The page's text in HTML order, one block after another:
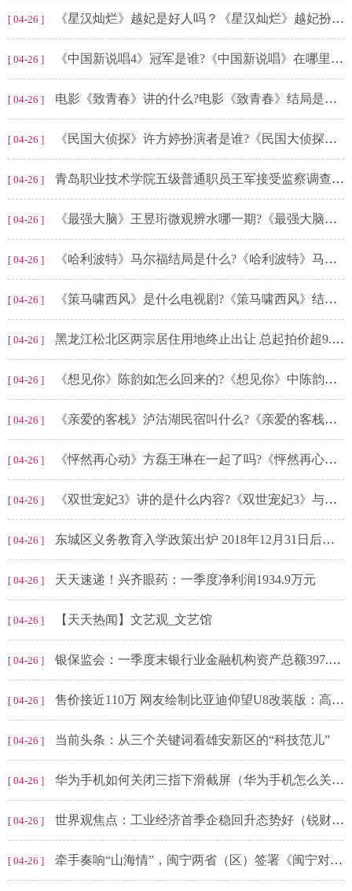
[ 04-26 ] 《星汉灿烂》越妃是好人吗？《星汉灿烂》越妃扮演者是谁?
[ 04-26 ] 《中国新说唱4》冠军是谁?《中国新说唱》在哪里播出?
[ 04-26 ] 电影《致青春》讲的什么?电影《致青春》结局是什么?
[ 04-26 ] 《民国大侦探》许方婷扮演者是谁?《民国大侦探》沈老师是谁杀的?
[ 04-26 ] 青岛职业技术学院五级普通职员王军接受监察调查-天天热点评
[ 04-26 ] 《最强大脑》王昱珩微观辨水哪一期?《最强大脑》第七季脑王之王是谁?
[ 04-26 ] 《哈利波特》马尔福结局是什么?《哈利波特》马尔福的身世是什么?
[ 04-26 ] 《策马啸西风》是什么电视剧?《策马啸西风》结局是什么?
[ 04-26 ] 黑龙江松北区两宗居住用地终止出让 总起拍价超9.3亿元
[ 04-26 ] 《想见你》陈韵如怎么回来的?《想见你》中陈韵如是怎么死的?
[ 04-26 ] 《亲爱的客栈》泸沽湖民宿叫什么?《亲爱的客栈》是什么综艺?
[ 04-26 ] 《怦然再心动》方磊王琳在一起了吗?《怦然再心动》在哪个平台播出?
[ 04-26 ] 《双世宠妃3》讲的是什么内容?《双世宠妃3》与前两部有关系吗?
[ 04-26 ] 东城区义务教育入学政策出炉 2018年12月31日后取得房产证的将多校划片
[ 04-26 ] 天天速递！兴齐眼药：一季度净利润1934.9万元
[ 04-26 ] 【天天热闻】文艺观_文艺馆
[ 04-26 ] 银保监会：一季度末银行业金融机构资产总额397.3万亿元，同比增长11%|当前消息
[ 04-26 ] 售价接近110万 网友绘制比亚迪仰望U8改装版：高低也得整一辆-环球观察
[ 04-26 ] 当前头条：从三个关键词看雄安新区的“科技范儿”
[ 04-26 ] 华为手机如何关闭三指下滑截屏（华为手机怎么关三指截屏）_全球热讯
[ 04-26 ] 世界观焦点：工业经济首季企稳回升态势好（锐财经）
[ 04-26 ] 牵手奏响“山海情”，闽宁两省（区）签署《闽宁对口体育协作框架协议》